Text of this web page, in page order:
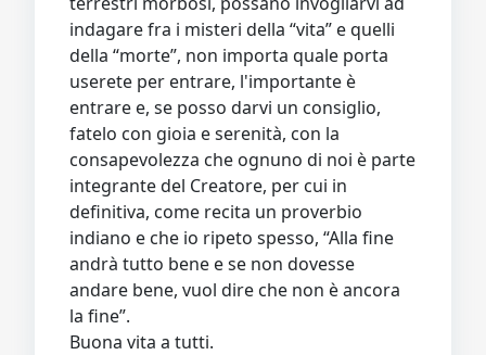
indagare fra i misteri della “vita” e quelli
della “morte”, non importa quale porta
userete per entrare, l'importante è
entrare e, se posso darvi un consiglio,
fatelo con gioia e serenità, con la
consapevolezza che ognuno di noi è parte
integrante del Creatore, per cui in
definitiva, come recita un proverbio
indiano e che io ripeto spesso, “Alla fine
andrà tutto bene e se non dovesse
andare bene, vuol dire che non è ancora
la fine”.
Buona vita a tutti.